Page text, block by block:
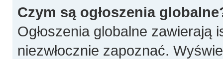
Czym są ogłoszenia
Ogłoszenia globalne
niezwłocznie zapoznać.